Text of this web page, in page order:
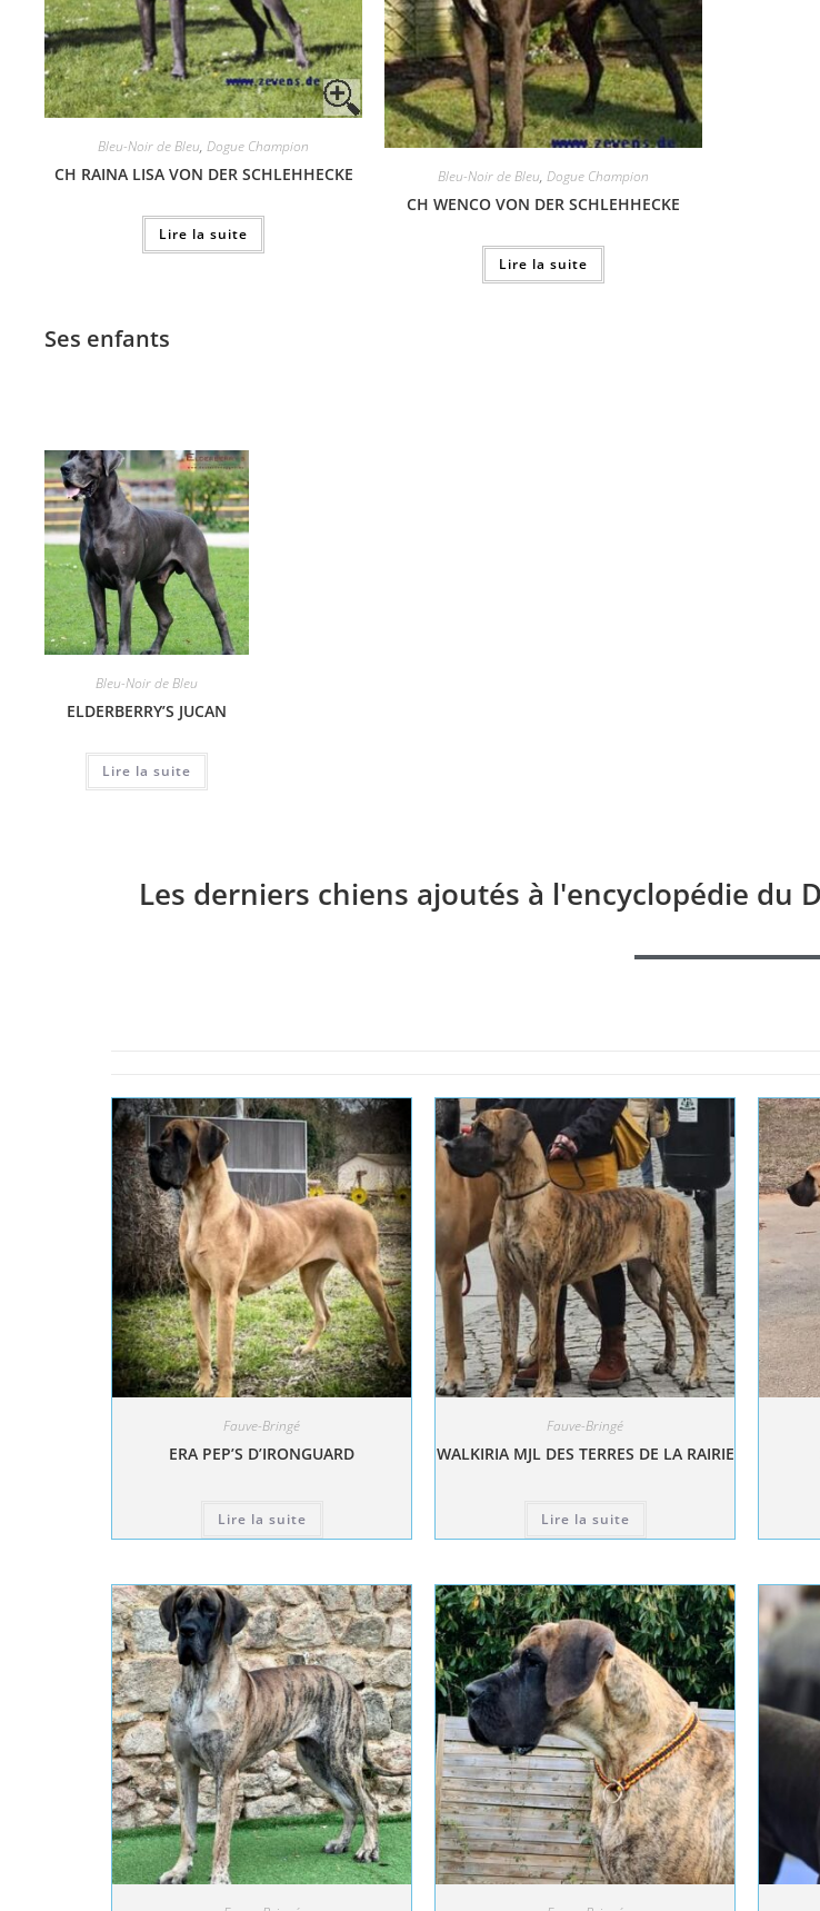
Bleu-Noir de Bleu, Dogue Champion
CH RAINA LISA VON DER SCHLEHHECKE
Lire la suite
Bleu-Noir de Bleu, Dogue Champion
CH WENCO VON DER SCHLEHHECKE
Lire la suite
Ses enfants
Bleu-Noir de Bleu
ELDERBERRY’S JUCAN
Lire la suite
Les derniers chiens ajoutés à l'encyclopédie du
Fauve-Bringé
ERA PEP’S D’IRONGUARD
Lire la suite
Fauve-Bringé
WALKIRIA MJL DES TERRES DE LA RAIRIE
Lire la suite